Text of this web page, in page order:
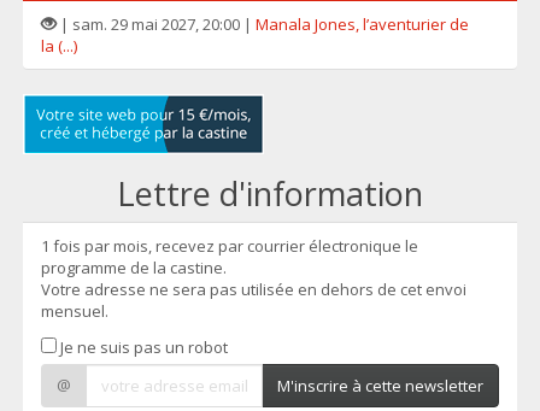
| sam. 29 mai 2027, 20:00 | Manala Jones, l’aventurier de
la (...)
Lettre d'information
1 fois par mois, recevez par courrier électronique le
programme de la castine.
Votre adresse ne sera pas utilisée en dehors de cet envoi
mensuel.
Je ne suis pas un robot
@
M'inscrire à cette newsletter